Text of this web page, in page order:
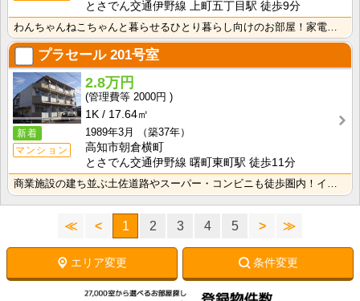
とさでん交通伊野線 上町五丁目駅 徒歩9分
わんちゃんねこちゃんと暮らせるひとり暮らし向けのお部屋！家電付きプラン選べます♪洗濯機・冷蔵庫・電子･･･
プラセール201号室
新着
マンション
2.8万円
2000円
1K
17.64㎡
1989年3月
（築37年）
高知市朝倉横町
とさでん交通伊野線 曙町東町駅 徒歩11分
商業施設の建ち並ぶ土佐道路やスーパー・コンビニも徒歩圏内！インターネット月額接続使用料無料で月々の生･･･
≪ < 1 2 3 4 5 > ≫
エリア変更 条件変更